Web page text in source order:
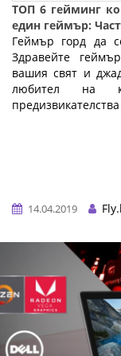
ТОП 6 гейминг
един геймър:
Геймър горд да
Здравейте
вашия свят и
любител на
14.04.2019